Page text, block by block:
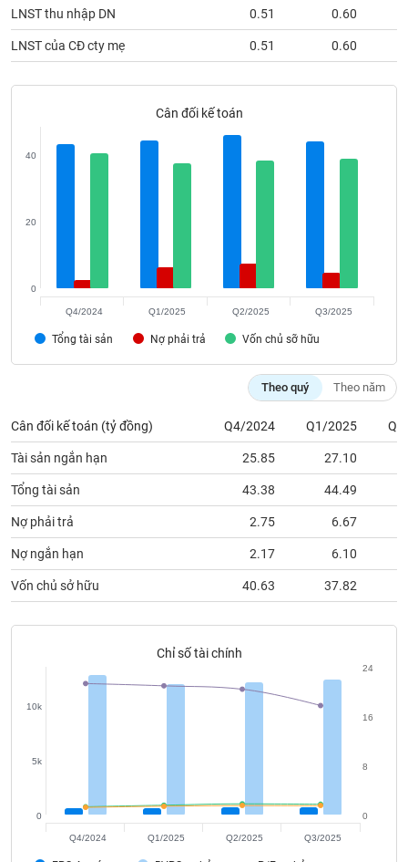
LNST thu nhập DN 0.51 0.60
LNST của CĐ cty mẹ 0.51 0.60
Cân đối kế toán
Tổng tài sản Nợ phải trả Vốn chủ sỡ hữu
0
20
40
Q4/2024 Q1/2025 Q2/2025 Q3/2025
Theo quý Theo năm
Cân đối kế toán (tỷ đồng) Q4/2024 Q1/2025
Tài sản ngắn hạn 25.85 27.10
Tổng tài sản 43.38 44.49
Nợ phải trả 2.75 6.67
Nợ ngắn hạn 2.17 6.10
Vốn chủ sở hữu 40.63 37.82
Chỉ số tài chính
0
5k
10k
0
8
16
24
Q4/2024 Q1/2025 Q2/2025 Q3/2025
(-)
Bài
phân
Thuật
(-)
Đào
tạo
Sách
chính
Truyền